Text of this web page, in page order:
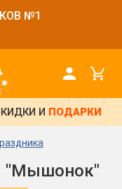
№1
И ПОДАРКИ
"Мышонок"